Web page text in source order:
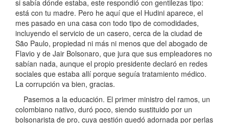
si sabía dónde estaba, este respondió con gentilezas tipo:
está con tu madre. Pero he aquí que el Hudini aparece, el
mes pasado en una casa con todo tipo de comodidades,
incluyendo el servicio de un casero, cerca de la ciudad de
São Paulo, propiedad ni más ni menos que del abogado de
Flavio y de Jair Bolsonaro, que jura que sus empleadores no
sabían nada, aunque el propio presidente declaró en redes
sociales que estaba allí porque seguía tratamiento médico.
La corrupción va bien, gracias.
Pasemos a la educación. El primer ministro del ramos, un
colombiano nativo, duró poco, siendo sustituido por un
bolsonarista de pro, cuya gestión quedó adornada por perlas